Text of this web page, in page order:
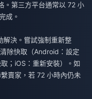
。第三方平台通常以 72 小
成。
解決。嘗試強制重新整
除快取（Android：設定
；iOS：重新安裝）。如
賣家，若 72 小時內仍未